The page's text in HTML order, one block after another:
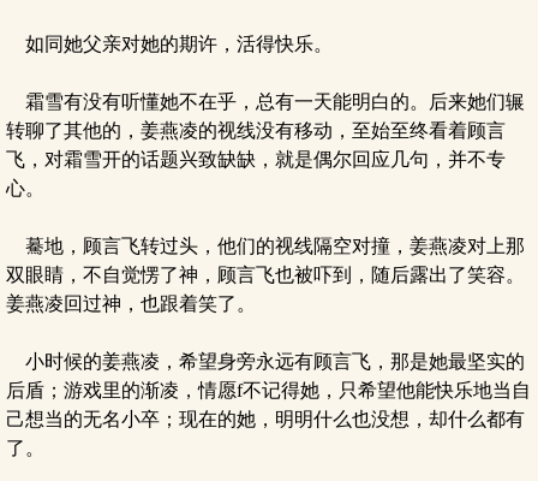
如同她父亲对她的期许，活得快乐。
霜雪有没有听懂她不在乎，总有一天能明白的。后来她们辗
转聊了其他的，姜燕凌的视线没有移动，至始至终看着顾言
飞，对霜雪开的话题兴致缺缺，就是偶尔回应几句，并不专
心。
驀地，顾言飞转过头，他们的视线隔空对撞，姜燕凌对上那
双眼睛，不自觉愣了神，顾言飞也被吓到，随后露出了笑容。
姜燕凌回过神，也跟着笑了。
小时候的姜燕凌，希望身旁永远有顾言飞，那是她最坚实的
后盾；游戏里的渐凌，情愿f不记得她，只希望他能快乐地当自
己想当的无名小卒；现在的她，明明什么也没想，却什么都有
了。